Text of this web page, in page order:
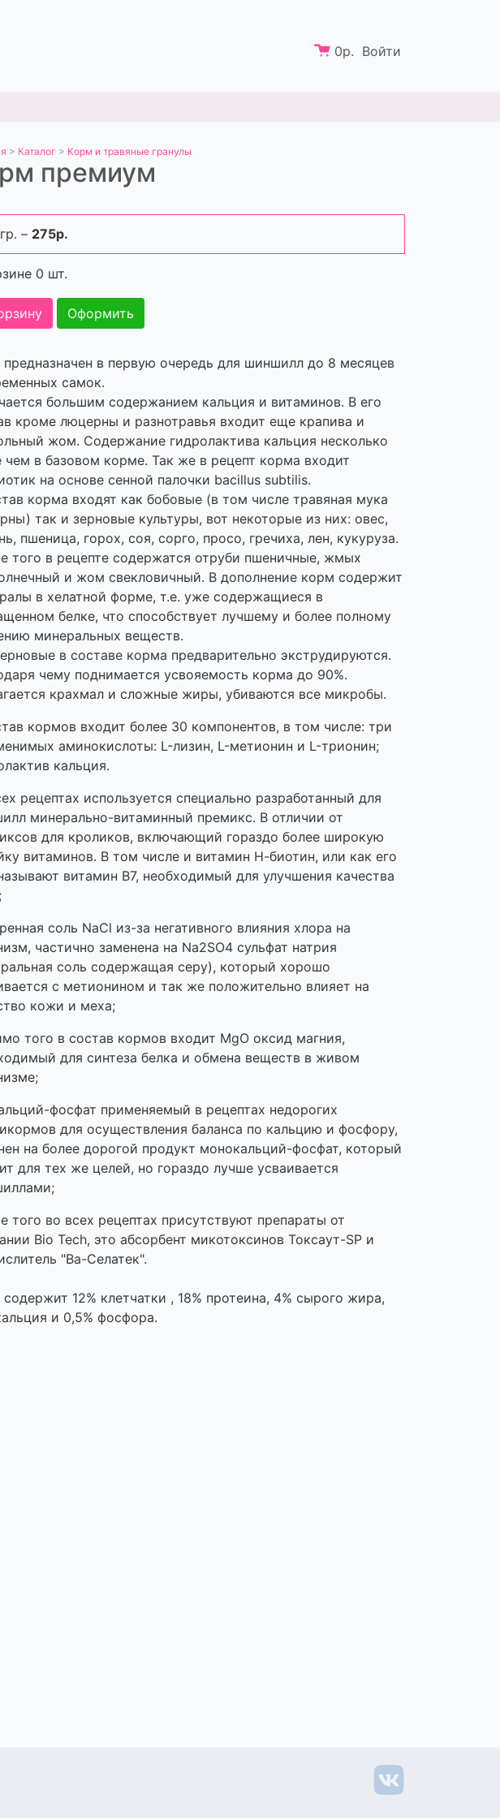
0р. Войти
> Каталог > Корм и травяные гранулы
премиум
– 275р.
0 шт.
Оформить
в первую очередь для шиншилл до 8 месяцев
самок.
большим содержанием кальция и витаминов. В его
кроме люцерны и разнотравья входит еще крапива и
жом. Содержание гидролактива кальция несколько
в базовом корме. Так же в рецепт корма входит
на основе сенной палочки bacillus subtilis.
корма входят как бобовые (в том числе травяная мука
так и зерновые культуры, вот некоторые из них: овес,
пшеница, горох, соя, сорго, просо, гречиха, лен, кукуруза.
того в рецепте содержатся отруби пшеничные, жмых
и жом свекловичный. В дополнение корм содержит
в хелатной форме, т.е. уже содержащиеся в
белке, что способствует лучшему и более полному
минеральных веществ.
в составе корма предварительно экструдируются.
чему поднимается усвояемость корма до 90%.
крахмал и сложные жиры, убиваются все микробы.
кормов входит более 30 компонентов, в том числе: три
аминокислоты: L-лизин, L-метионин и L-трионин;
кальция.
рецептах используется специально разработанный для
минерально-витаминный премикс. В отличии от
для кроликов, включающий гораздо более широкую
витаминов. В том числе и витамин Н-биотин, или как его
витамин В7, необходимый для улучшения качества
соль NaCl из-за негативного влияния хлора на
частично заменена на Na2SO4 сульфат натрия
соль содержащая серу), который хорошо
с метионином и так же положительно влияет на
кожи и меха;
того в состав кормов входит MgO оксид магния,
для синтеза белка и обмена веществ в живом
фосфат применяемый в рецептах недорогих
для осуществления баланса по кальцию и фосфору,
на более дорогой продукт монокальций-фосфат, который
для тех же целей, но гораздо лучше усваивается
того во всех рецептах присутствуют препараты от
Bio Tech, это абсорбент микотоксинов Токсаут-SP и
"Ва-Селатек".
12% клетчатки , 18% протеина, 4% сырого жира,
и 0,5% фосфора.